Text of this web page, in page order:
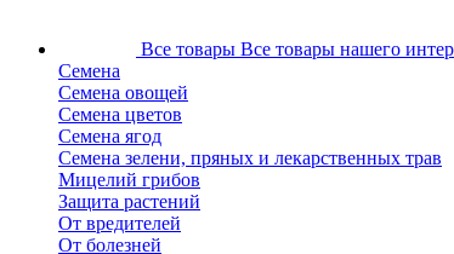
Все товары Все товары нашего
Семена
Семена овощей
Семена цветов
Семена ягод
Семена зелени, пряных и лекарственных трав
Мицелий грибов
Защита растений
От вредителей
От болезней